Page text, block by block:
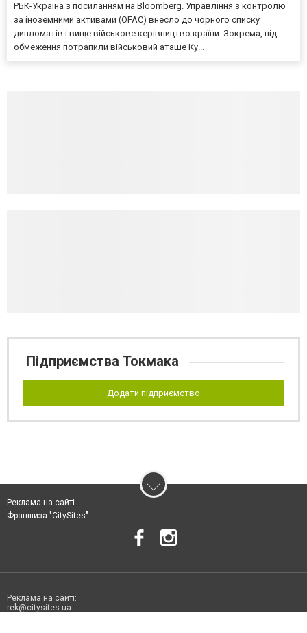
РБК-Україна з посиланням на Bloomberg. Управління з контролю
за іноземними активами (OFAC) внесло до чорного списку
дипломатів і вище військове керівництво країни. Зокрема, під
обмеження потрапили військовий аташе Ку...
Підприємства Токмака
Додати підприємство
Реклама на сайті
Франшиза "CitySites"
Реклама на сайті:
rek@citysites.ua